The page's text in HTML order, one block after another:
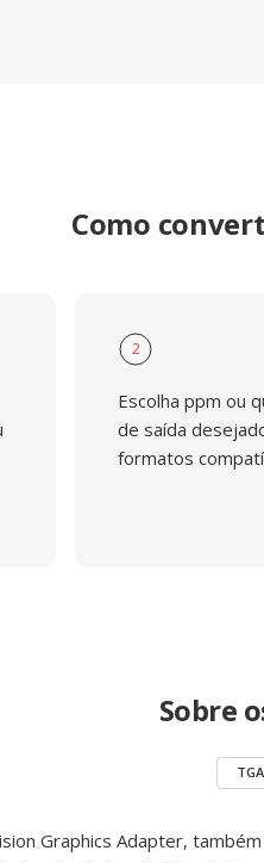
Como
2
Escolha ppm ou
de saída
formatos
Sobre
TGA
Graphics Adapter,